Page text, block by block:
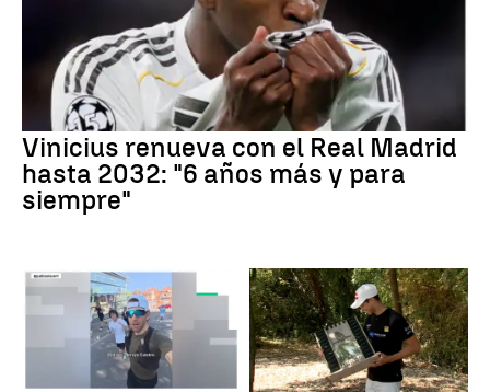
Vinicius renueva con el Real Madrid
hasta 2032: "6 años más y para
siempre"